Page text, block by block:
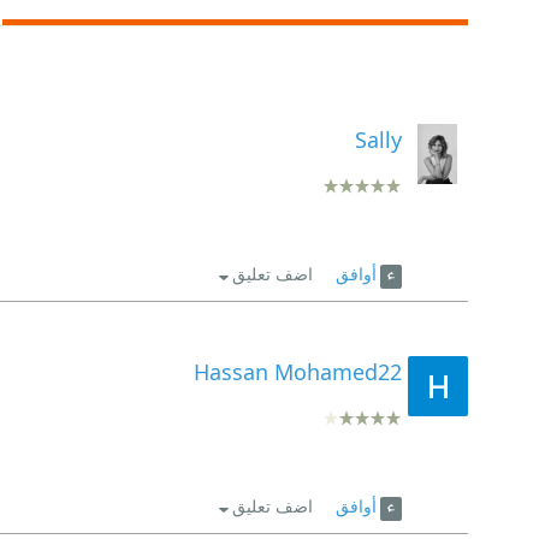
Sally
أوافق اضف تعليق
Hassan Mohamed22
أوافق اضف تعليق